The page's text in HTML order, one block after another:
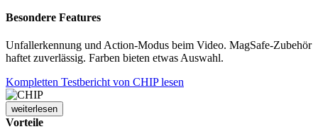
Besondere Features
Unfallerkennung und Action-Modus beim Video. MagSafe-Zubehör
haftet zuverlässig. Farben bieten etwas Auswahl.
Kompletten Testbericht von CHIP lesen
weiterlesen
Vorteile